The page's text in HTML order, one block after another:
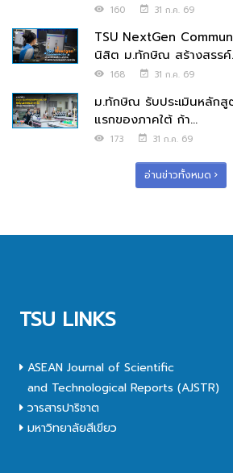
160 31 ก.ค. 69
TSU NextGen
นิสิต ม.ทักษิณ สร้างสรรค์
168 31 ก.ค. 69
ม.ทักษิณ รับประเมินหลัก
แรกของภาคใต้ ก้า...
173 31 ก.ค. 69
อ่านข่าวทั้งหมด
TSU LINKS
ASEAN Journal of Scientific
and Technological Reports (AJSTR)
วารสารปาริชาต
มหาวิทยาลัยสีเขียว